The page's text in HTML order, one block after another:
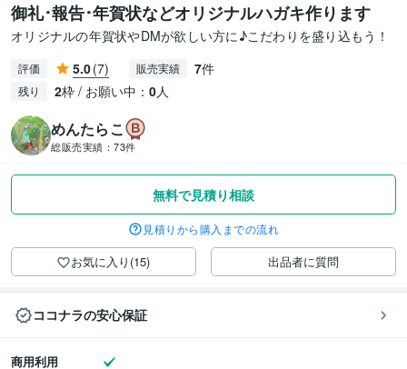
御礼･報告･年賀状などオリジナルハガキ作ります
オリジナルの年賀状やDMが欲しい方に♪こだわりを盛り込もう！
評価 5.0(7) 販売実績 7件
残り 2枠 / お願い中： 0人
めんたらこ
総販売実績： 73件
無料で見積り相談
見積りから購入までの流れ
お気に入り(15) 出品者に質問
ココナラの安心保証
商用利用